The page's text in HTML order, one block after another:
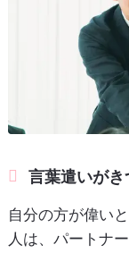
言葉遣いが
自分の方が偉い
人は、パートナ